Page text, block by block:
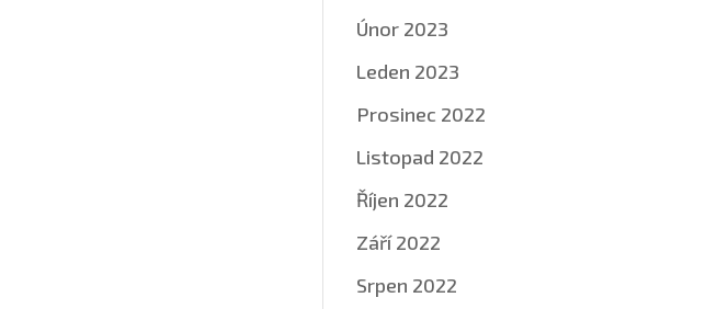
Únor 2023
Leden 2023
Prosinec 2022
Listopad 2022
Říjen 2022
Září 2022
Srpen 2022